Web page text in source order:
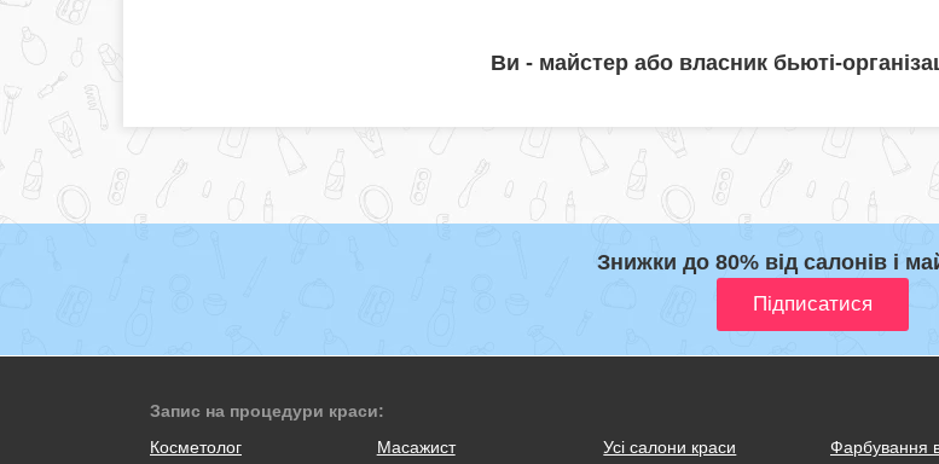
Ви - майстер або власник бьюті-
Знижки до 80% від салонів і
Запис на процедури краси:
Косметолог
Масажист
Усі салони краси
Фарбування